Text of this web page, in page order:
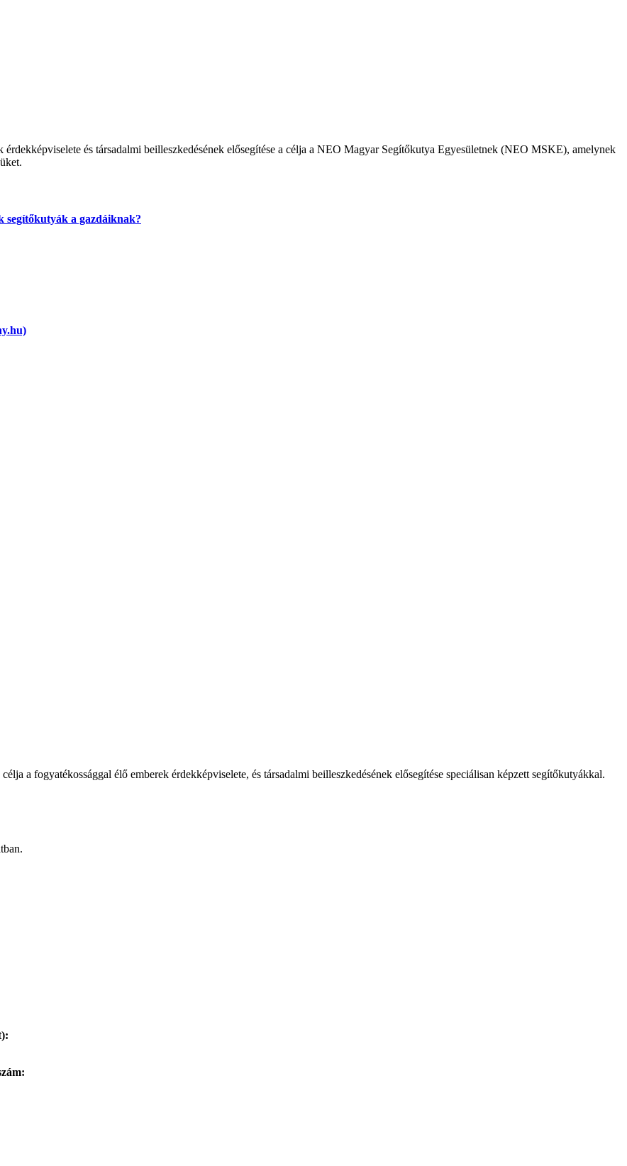
és társadalmi beilleszkedésének elősegítése a célja a NEO Magyar Segítőkutya Egyesületnek (NEO MSKE), amelynek
segítőkutyák a gazdáiknak?
a fogyatékossággal élő emberek érdekképviselete, és társadalmi beilleszkedésének elősegítése speciálisan képzett segítőkutyákkal.